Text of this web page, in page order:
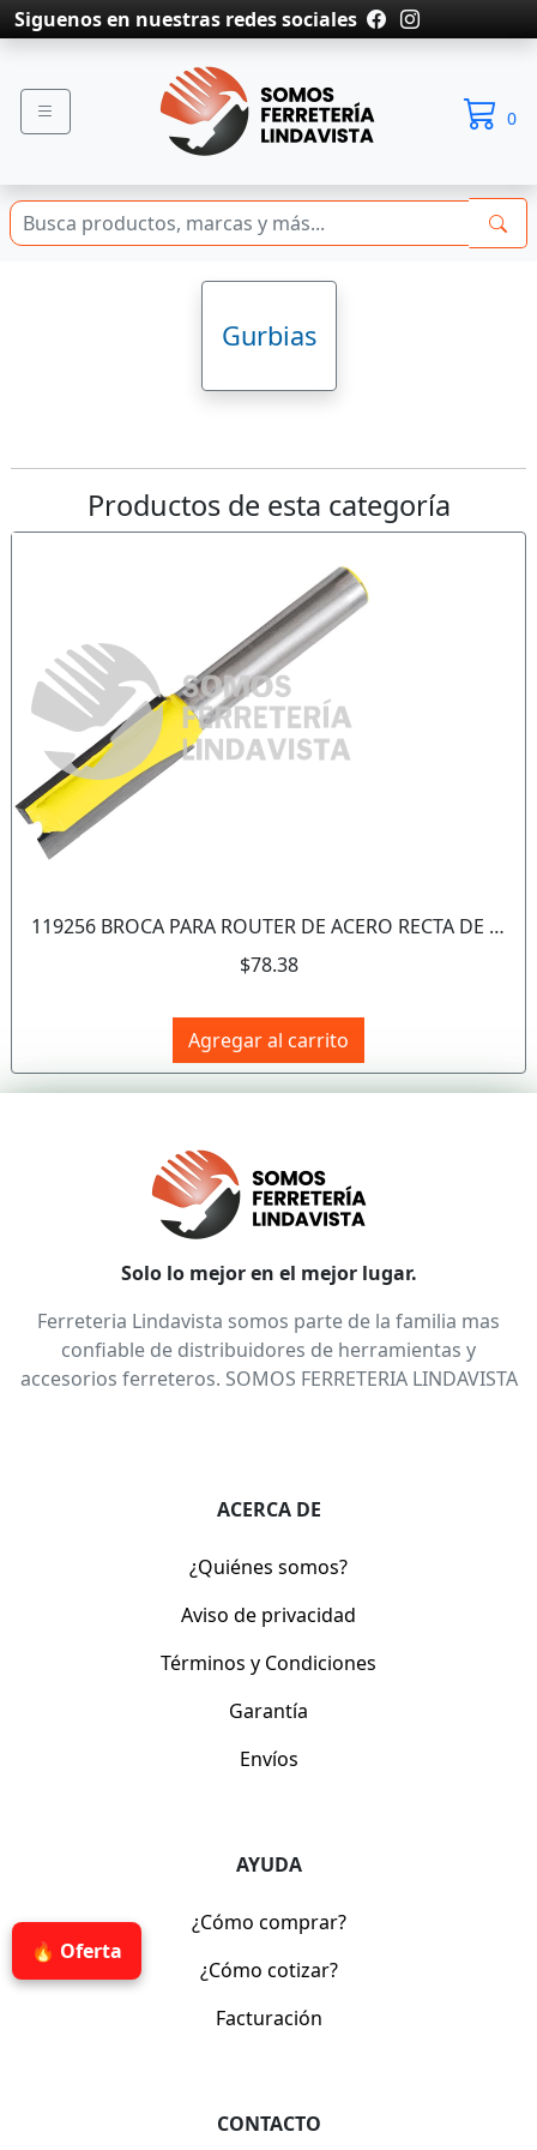
🔥 Oferta
Siguenos en nuestras redes sociales
0
Gurbias
Productos de esta categoría
119256 BROCA PARA ROUTER DE ACERO RECTA DE 2 FILOS 3/4" ZANCO DE 1/4" SURTEK
$78.38
Agregar al carrito
Solo lo mejor en el mejor lugar.
Ferreteria Lindavista somos parte de la familia mas
confiable de distribuidores de herramientas y
accesorios ferreteros. SOMOS FERRETERIA LINDAVISTA
ACERCA DE
¿Quiénes somos?
Aviso de privacidad
Términos y Condiciones
Garantía
Envíos
AYUDA
¿Cómo comprar?
¿Cómo cotizar?
Facturación
CONTACTO